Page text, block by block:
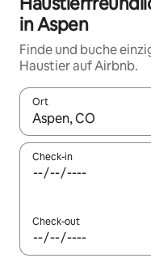
in Aspen
Finde und buche
Haustier auf Airbnb.
Ort
Wenn Ergebnisse
Check-in
Check-out